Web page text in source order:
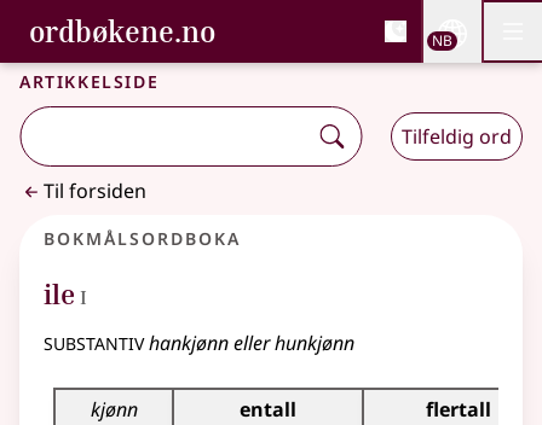
Gå til hovedinnhold
Tilgjengelighet
ordbøkene.no, Bokmålsordboka og
Bokmålsordboka og Nynorskordboka
NB
Artikkelside
Tilfeldig ord
Til forsiden
Bokmålsordboka
ile 1
I
substantivhankjønn eller hunkjønn
Bøyingstabell for dette substantivet
kjønn entall
flertall